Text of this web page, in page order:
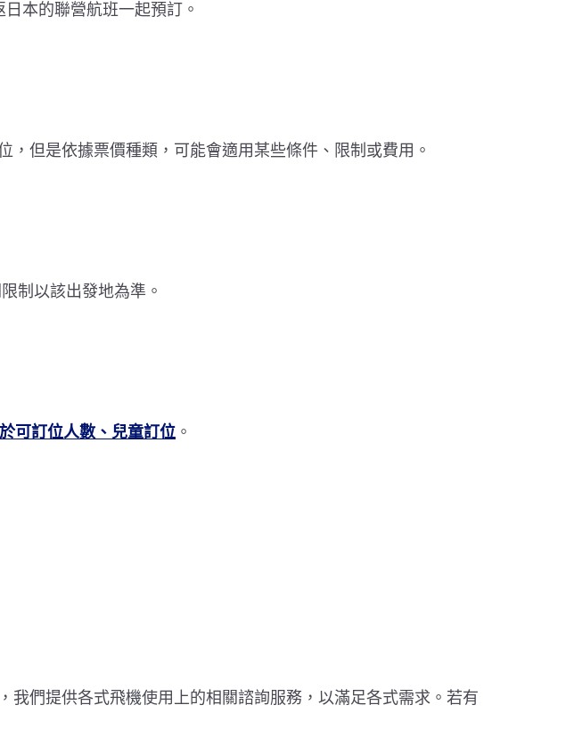
本的聯營航班一起預訂。
但是依據票價種類，可能會適用某些條件、限制或費用。
制以該出發地為準。
可訂位人數、兒童訂位 。
們提供各式飛機使用上的相關諮詢服務，以滿足各式需求。若有